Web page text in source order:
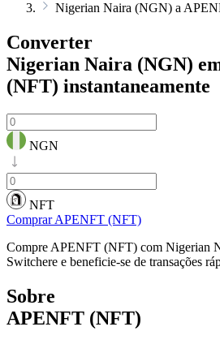
Nigerian Naira (NGN) a
Converter
Nigerian Naira (NGN)
(NFT) instantaneamente
NGN
NFT
Comprar APENFT (NFT)
Compre APENFT (NFT) com Nigerian
Switchere e beneficie-se de transações
Sobre
APENFT (NFT)